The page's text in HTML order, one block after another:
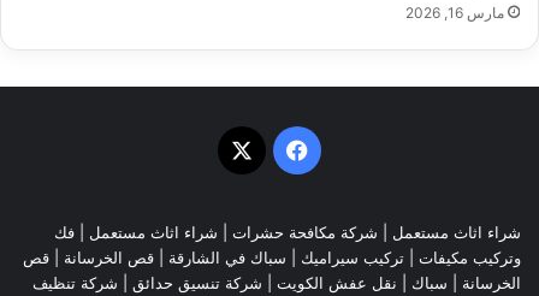
مارس 16, 2026
فيسبوك
‫X
شراء اثاث مستعمل شركة مكافحة حشرات شراء اثاث مستعمل
فك
وتركيب مكيفات | تركيب سيراميك | سباك في الشارقة قص الخرسانة | قص
الخرسانة | سباك نقل عفش الكويت شركة تنسيق حدائق
شركة تنظيف